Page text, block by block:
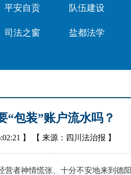
平安自贡 队伍建设
司法之窗 盐都法学
“包装”账户流水吗？
】 【 来源：四川法治报 】
者神情慌张、十分不安地来到德